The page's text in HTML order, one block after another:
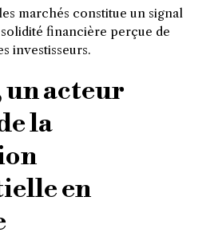
marchés constitue un signal
financière perçue de
investisseurs.
acteur
la
en